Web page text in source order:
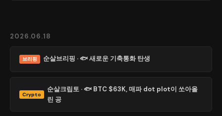
2026.06.18
브리핑 순살브리핑 · 🐟 새로운 기축통화 탄생
Crypto
순살크립토 · 🐟 BTC $63K, 매파 dot plot이 쏘아올
린 공